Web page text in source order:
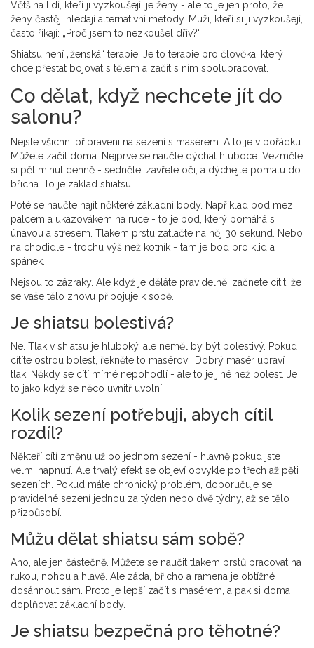
Většina lidí, kteří ji vyzkoušejí, je ženy - ale to je jen proto, že
ženy častěji hledají alternativní metody. Muži, kteří si ji vyzkoušejí,
často říkají: „Proč jsem to nezkoušel dřív?“
Shiatsu není „ženská“ terapie. Je to terapie pro člověka, který
chce přestat bojovat s tělem a začít s ním spolupracovat.
Co dělat, když nechcete jít do
salonu?
Nejste všichni připraveni na sezení s masérem. A to je v pořádku.
Můžete začít doma. Nejprve se naučte dýchat hluboce. Vezměte
si pět minut denně - sedněte, zavřete oči, a dýchejte pomalu do
břicha. To je základ shiatsu.
Poté se naučte najít některé základní body. Například bod mezi
palcem a ukazovákem na ruce - to je bod, který pomáhá s
únavou a stresem. Tlakem prstu zatlačte na něj 30 sekund. Nebo
na chodidle - trochu výš než kotník - tam je bod pro klid a
spánek.
Nejsou to zázraky. Ale když je děláte pravidelně, začnete cítit, že
se vaše tělo znovu připojuje k sobě.
Je shiatsu bolestivá?
Ne. Tlak v shiatsu je hluboký, ale neměl by být bolestivý. Pokud
cítíte ostrou bolest, řekněte to masérovi. Dobrý masér upraví
tlak. Někdy se cítí mírné nepohodlí - ale to je jiné než bolest. Je
to jako když se něco uvnitř uvolní.
Kolik sezení potřebuji, abych cítil
rozdíl?
Někteří cítí změnu už po jednom sezení - hlavně pokud jste
velmi napnutí. Ale trvalý efekt se objeví obvykle po třech až pěti
sezeních. Pokud máte chronický problém, doporučuje se
pravidelné sezení jednou za týden nebo dvě týdny, až se tělo
přizpůsobí.
Můžu dělat shiatsu sám sobě?
Ano, ale jen částečně. Můžete se naučit tlakem prstů pracovat na
rukou, nohou a hlavě. Ale záda, břicho a ramena je obtížné
dosáhnout sám. Proto je lepší začít s masérem, a pak si doma
doplňovat základní body.
Je shiatsu bezpečná pro těhotné?